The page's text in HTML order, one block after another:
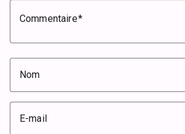
Commentaire
Nom
E-mail